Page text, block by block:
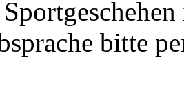
bitte